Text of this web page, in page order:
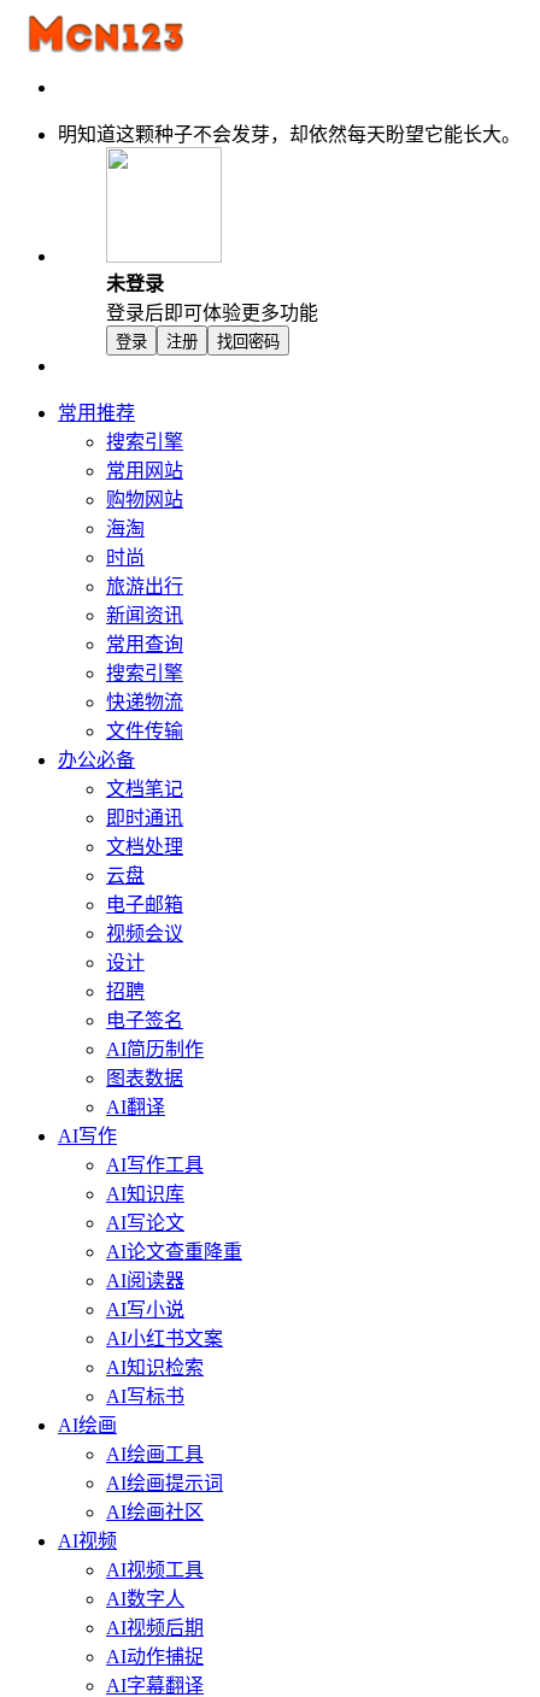
明知道这颗种子不会发芽，却依然每天盼望它能长大。
未登录
登录后即可体验更多功能
登录 注册 找回密码
常用推荐
搜索引擎
常用网站
购物网站
海淘
时尚
旅游出行
新闻资讯
常用查询
搜索引擎
快递物流
文件传输
办公必备
文档笔记
即时通讯
文档处理
云盘
电子邮箱
视频会议
设计
招聘
电子签名
AI简历制作
图表数据
AI翻译
AI写作
AI写作工具
AI知识库
AI写论文
AI论文查重降重
AI阅读器
AI写小说
AI小红书文案
AI知识检索
AI写标书
AI绘画
AI绘画工具
AI绘画提示词
AI绘画社区
AI视频
AI视频工具
AI数字人
AI视频后期
AI动作捕捉
AI字幕翻译